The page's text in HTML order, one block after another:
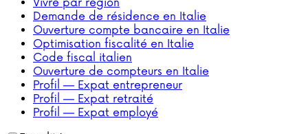
Vivre par région
Demande de résidence en Italie
Ouverture compte bancaire en Italie
Optimisation fiscalité en Italie
Code fiscal italien
Ouverture de compteurs en Italie
Profil — Expat entrepreneur
Profil — Expat retraité
Profil — Expat employé